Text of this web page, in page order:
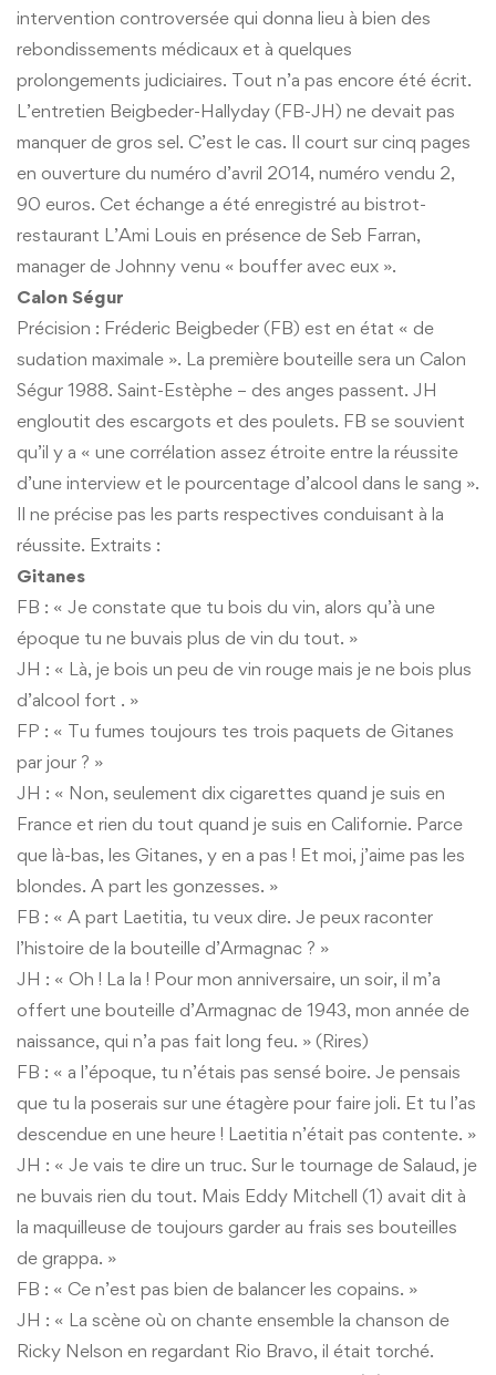
intervention controversée qui donna lieu à bien des
rebondissements médicaux et à quelques
prolongements judiciaires. Tout n’a pas encore été écrit.
L’entretien Beigbeder-Hallyday (FB-JH) ne devait pas
manquer de gros sel. C’est le cas. Il court sur cinq pages
en ouverture du numéro d’avril 2014, numéro vendu 2,
90 euros. Cet échange a été enregistré au bistrot-
restaurant L’Ami Louis en présence de Seb Farran,
manager de Johnny venu « bouffer avec eux ».
Calon Ségur
Précision : Fréderic Beigbeder (FB) est en état « de
sudation maximale ». La première bouteille sera un Calon
Ségur 1988. Saint-Estèphe – des anges passent. JH
engloutit des escargots et des poulets. FB se souvient
qu’il y a « une corrélation assez étroite entre la réussite
d’une interview et le pourcentage d’alcool dans le sang ».
Il ne précise pas les parts respectives conduisant à la
réussite. Extraits :
Gitanes
FB : « Je constate que tu bois du vin, alors qu’à une
époque tu ne buvais plus de vin du tout. »
JH : « Là, je bois un peu de vin rouge mais je ne bois plus
d’alcool fort . »
FP : « Tu fumes toujours tes trois paquets de Gitanes
par jour ? »
JH : « Non, seulement dix cigarettes quand je suis en
France et rien du tout quand je suis en Californie. Parce
que là-bas, les Gitanes, y en a pas ! Et moi, j’aime pas les
blondes. A part les gonzesses. »
FB : « A part Laetitia, tu veux dire. Je peux raconter
l’histoire de la bouteille d’Armagnac ? »
JH : « Oh ! La la ! Pour mon anniversaire, un soir, il m’a
offert une bouteille d’Armagnac de 1943, mon année de
naissance, qui n’a pas fait long feu. » (Rires)
FB : « a l’époque, tu n’étais pas sensé boire. Je pensais
que tu la poserais sur une étagère pour faire joli. Et tu l’as
descendue en une heure ! Laetitia n’était pas contente. »
JH : « Je vais te dire un truc. Sur le tournage de Salaud, je
ne buvais rien du tout. Mais Eddy Mitchell (1) avait dit à
la maquilleuse de toujours garder au frais ses bouteilles
de grappa. »
FB : « Ce n’est pas bien de balancer les copains. »
JH : « La scène où on chante ensemble la chanson de
Ricky Nelson en regardant Rio Bravo, il était torché.